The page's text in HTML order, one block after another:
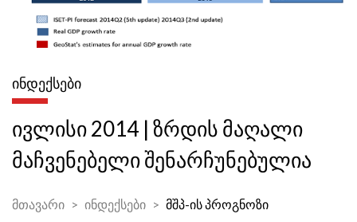
ᲘᲜᲓᲔᲥᲡᲔᲑᲘ
ივლისი 2014 | ზრდის მაღალი
მაჩვენებელი შენარჩუნებულია
მთავარი ინდექსები მშპ-ის პროგნოზი